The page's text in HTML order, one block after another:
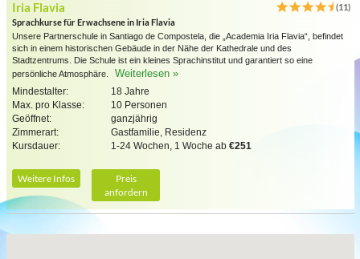
Iria Flavia
(11)
Sprachkurse für Erwachsene in Iria Flavia
Unsere Partnerschule in Santiago de Compostela, die „Academia Iria Flavia“, befindet
sich in einem historischen Gebäude in der Nähe der Kathedrale und des
Stadtzentrums. Die Schule ist ein kleines Sprachinstitut und garantiert so eine
persönliche Atmosphäre.
Weiterlesen »
Mindestalter:
18 Jahre
Max. pro Klasse:
10 Personen
Geöffnet:
ganzjährig
Zimmerart:
Gastfamilie, Residenz
Kursdauer:
1-24 Wochen, 1 Woche ab €251
Weitere Infos
Preis
anfordern